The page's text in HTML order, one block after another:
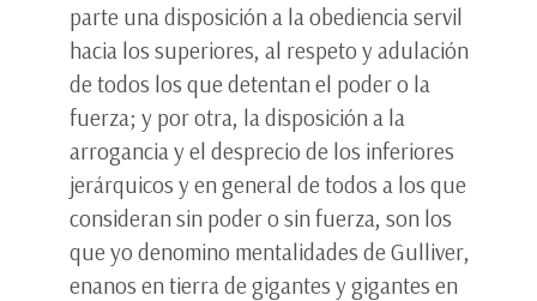
parte una disposición a la obediencia servil
hacia los superiores, al respeto y adulación
de todos los que detentan el poder o la
fuerza; y por otra, la disposición a la
arrogancia y el desprecio de los inferiores
jerárquicos y en general de todos a los que
consideran sin poder o sin fuerza, son los
que yo denomino mentalidades de Gulliver,
enanos en tierra de gigantes y gigantes en